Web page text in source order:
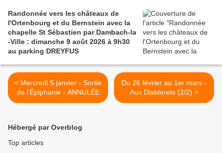
Randonnée vers les châteaux de
l'Ortenbourg et du Bernstein avec la
chapelle St Sébastien par Dambach-la
-Ville : dimanche 9 août 2026 à 9h30
au parking DREYFUS
< Mercredi 5 janvier - Sortie
de l'Épiphanie - ANNULÉE
Du 26 février au 1er mars -
Aux Diablerets (2/2) >
Hébergé par Overblog
Top articles